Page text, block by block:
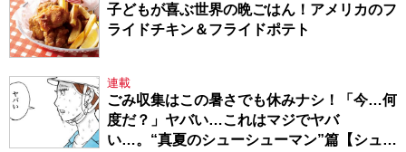
子どもが喜ぶ世界の晩ごはん！アメリカのフ
ライドチキン＆フライドポテト
連載
ごみ収集はこの暑さでも休みナシ！「今…何
度だ？」ヤバい…これはマジでヤバ
い…。“真夏のシューシューマン”篇【シュー